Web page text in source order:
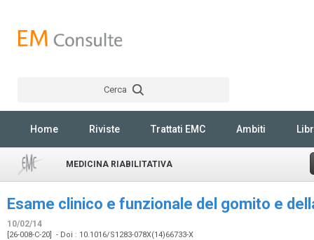
Cerca
Home Riviste Trattati EMC Ambiti
MEDICINA RIABILITATIVA
Esame clinico e funzionale del gomito e
10/02/14
[26-008-C-20] - Doi : 10.1016/S1283-078X(14)66733-X